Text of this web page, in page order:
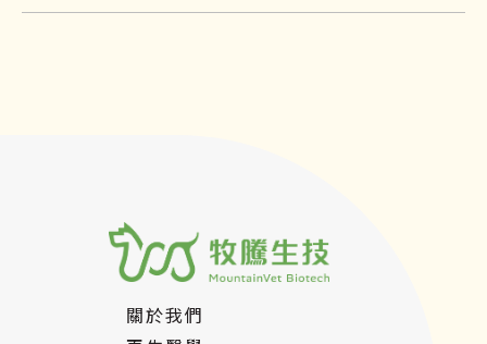
對炎性腸症的控制與改善介紹，希望可以
關於我們